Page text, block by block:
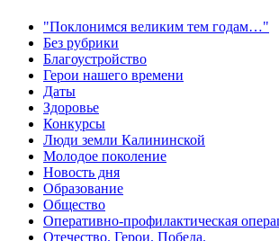
"Поклонимся великим тем годам…"
Без рубрики
Благоустройство
Герои нашего времени
Даты
Здоровье
Конкурсы
Люди земли Калининской
Молодое поколение
Новость дня
Образование
Общество
Оперативно-профилактическая
Отечество. Герои. Победа.